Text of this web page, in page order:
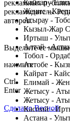
Кайсар -
Женис -
Атырау -
Кызыл-Жар
Иртыш -
Алтай -
Тобол -
Актобе -
Кайрат -
Елимай -
Жетысу -
Жетысу -
Каспий -
Астана -
рекламных
рекламодатель.
авторов.
Заметили ошибку
Выделите ее
нажмите
Ctrl
Enter
Сделано Весной